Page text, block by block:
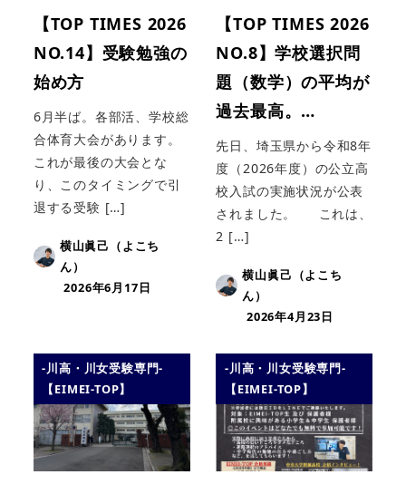
【TOP TIMES 2026
NO.14】受験勉強の
始め方
6月半ば。各部活、学校総
合体育大会があります。
これが最後の大会とな
り、このタイミングで引
退する受験 […]
横山眞己（よこち
ん）
2026年6月17日
【TOP TIMES 2026
NO.8】学校選択問
題（数学）の平均が
過去最高。…
先日、埼玉県から令和8年
度（2026年度）の公立高
校入試の実施状況が公表
されました。 これは、
2 […]
横山眞己（よこち
ん）
2026年4月23日
-川高・川女受験専門-
【EIMEI-TOP】
-川高・川女受験専門-
【EIMEI-TOP】